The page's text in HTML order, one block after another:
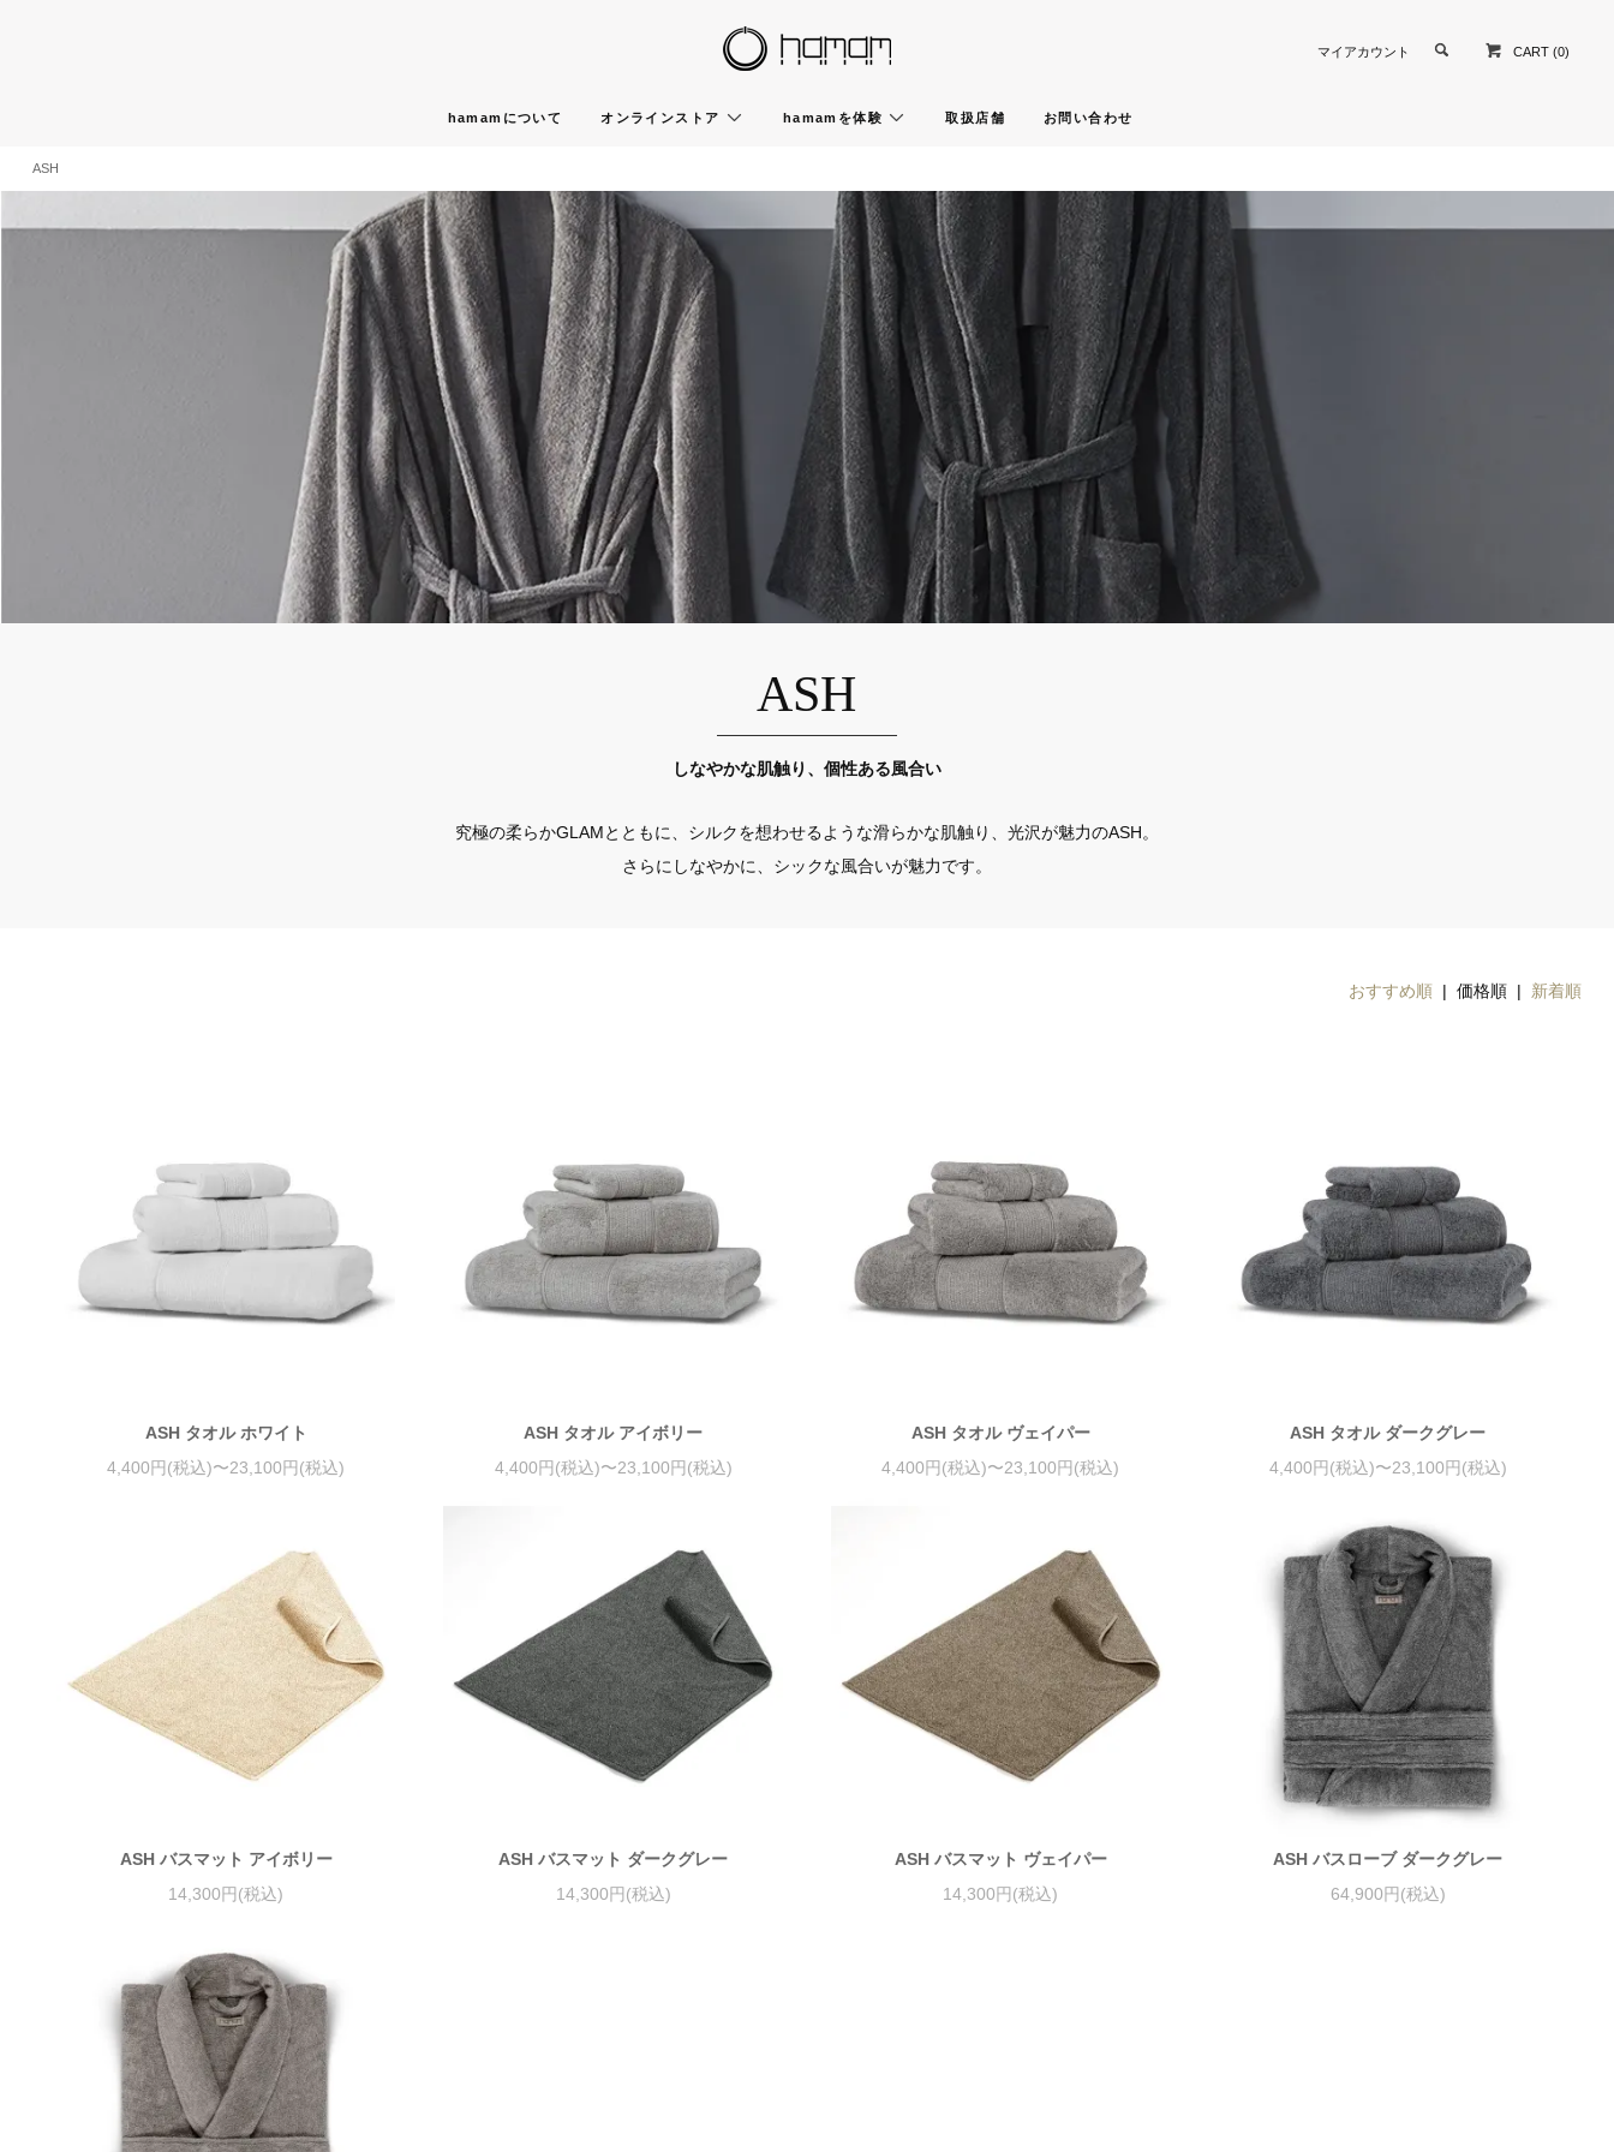
マイアカウント CART (0)
hamamについて オンラインストア hamamを体験 取扱店舗 お問い合わせ
ASH
ASH
しなやかな肌触り、個性ある風合い
究極の柔らかGLAMとともに、シルクを想わせるような滑らかな肌触り、光沢が魅力のASH。
さらにしなやかに、シックな風合いが魅力です。
おすすめ順 | 価格順 | 新着順
ASH タオル ホワイト
4,400円(税込)〜23,100円(税込)
ASH タオル アイボリー
4,400円(税込)〜23,100円(税込)
ASH タオル ヴェイパー
4,400円(税込)〜23,100円(税込)
ASH タオル ダークグレー
4,400円(税込)〜23,100円(税込)
ASH バスマット アイボリー
14,300円(税込)
ASH バスマット ダークグレー
14,300円(税込)
ASH バスマット ヴェイパー
14,300円(税込)
ASH バスローブ ダークグレー
64,900円(税込)